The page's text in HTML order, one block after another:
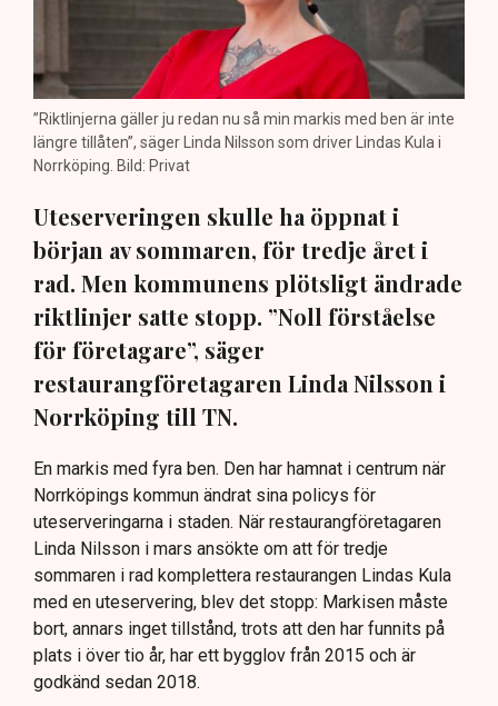
”Riktlinjerna gäller ju redan nu så min markis med ben är inte
längre tillåten”, säger Linda Nilsson som driver Lindas Kula i
Norrköping. Bild: Privat
Uteserveringen skulle ha öppnat i
början av sommaren, för tredje året i
rad. Men kommunens plötsligt ändrade
riktlinjer satte stopp. ”Noll förståelse
för företagare”, säger
restaurangföretagaren Linda Nilsson i
Norrköping till TN.
En markis med fyra ben. Den har hamnat i centrum när
Norrköpings kommun ändrat sina policys för
uteserveringarna i staden. När restaurangföretagaren
Linda Nilsson i mars ansökte om att för tredje
sommaren i rad komplettera restaurangen Lindas Kula
med en uteservering, blev det stopp: Markisen måste
bort, annars inget tillstånd, trots att den har funnits på
plats i över tio år, har ett bygglov från 2015 och är
godkänd sedan 2018.